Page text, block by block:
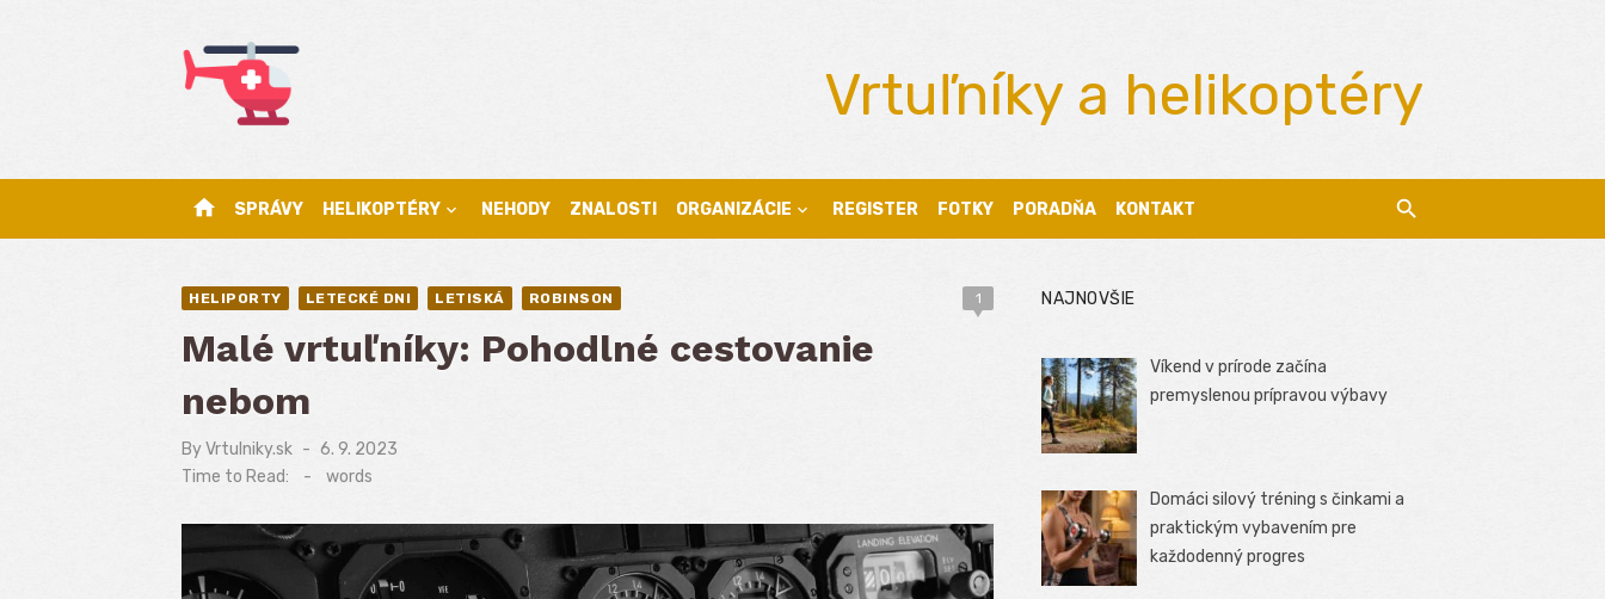
Vrtuľníky a helikoptéry
home SPRÁVY HELIKOPTÉRY NEHODY ZNALOSTI ORGANIZÁCIE REGISTER FOTKY PORADŇA KONTAKT
HELIPORTY LETECKÉ DNI LETISKÁ ROBINSON 1
Malé vrtuľníky: Pohodlné cestovanie
nebom
ByVrtulniky.sk
Posted
on
6. 9. 2023
Time to Read:
- words
NAJNOVŠIE
Víkend v prírode začína
premyslenou prípravou výbavy
Domáci silový tréning s činkami a
praktickým vybavením pre
každodenný progres